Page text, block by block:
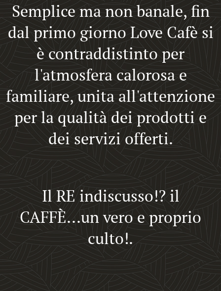
Semplice ma non banale, fin
dal primo giorno Love Cafè si
è contraddistinto per
l'atmosfera calorosa e
familiare, unita all'attenzione
per la qualità dei prodotti e
dei servizi offerti.
Il RE indiscusso!? il
CAFFÈ...un vero e proprio
culto!.